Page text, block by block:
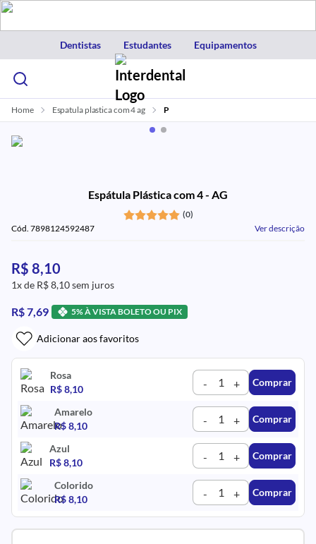
Dentistas Estudantes Equipamentos
Home Espatula plastica com 4 ag P
Espátula Plástica com 4 - AG
(0)
Cód. 7898124592487
Ver descrição
R$ 8,10
1x de R$ 8,10 sem juros
R$ 7,69 5% À VISTA BOLETO OU PIX
Adicionar aos favoritos
Rosa
R$ 8,10
- + Comprar
Amarelo
R$ 8,10
- + Comprar
Azul
R$ 8,10
- + Comprar
Colorido
R$ 8,10
- + Comprar